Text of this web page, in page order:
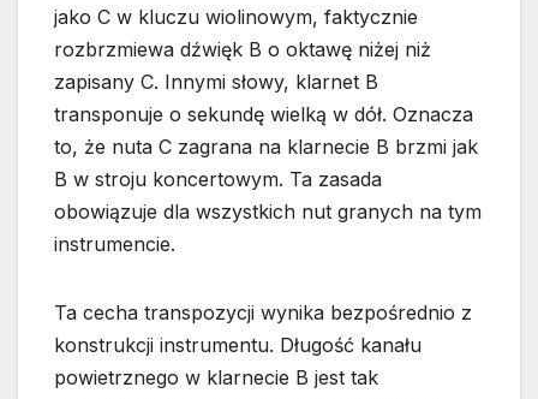
jako C w kluczu wiolinowym, faktycznie
rozbrzmiewa dźwięk B o oktawę niżej niż
zapisany C. Innymi słowy, klarnet B
transponuje o sekundę wielką w dół. Oznacza
to, że nuta C zagrana na klarnecie B brzmi jak
B w stroju koncertowym. Ta zasada
obowiązuje dla wszystkich nut granych na tym
instrumencie.
Ta cecha transpozycji wynika bezpośrednio z
konstrukcji instrumentu. Długość kanału
powietrznego w klarnecie B jest tak